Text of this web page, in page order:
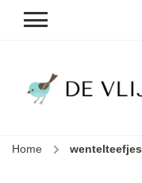
Home wentelteefjes